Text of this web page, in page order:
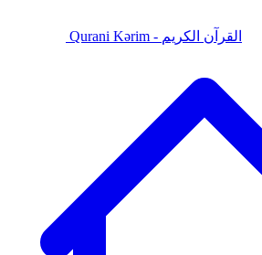
Qurani Kərim - القرآن الكريم